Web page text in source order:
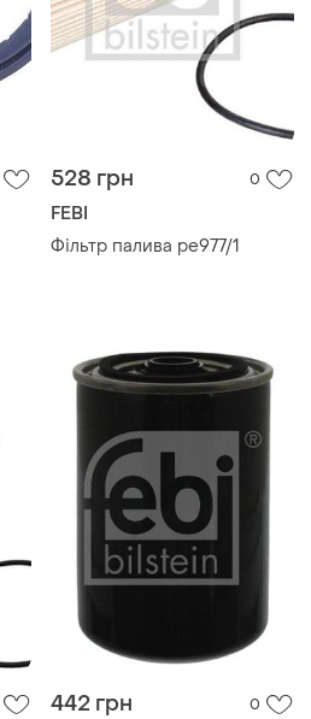
528 грн 0
FEBI
Фільтр палива pe977/1
442 грн 0